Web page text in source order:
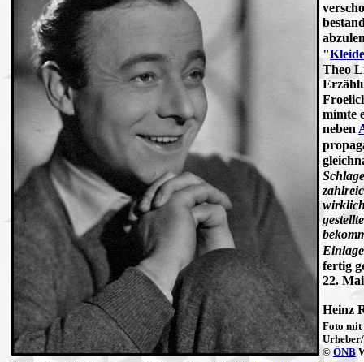
"
Theo
mimte
neben
fertig
22.
Heinz
Foto mit
© ÖNB